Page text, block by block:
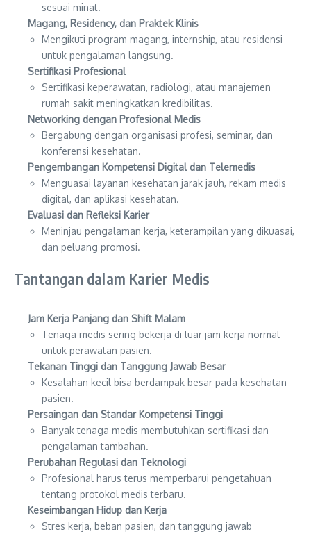
sesuai minat.
Magang, Residency, dan Praktek Klinis
Mengikuti program magang, internship, atau residensi
untuk pengalaman langsung.
Sertifikasi Profesional
Sertifikasi keperawatan, radiologi, atau manajemen
rumah sakit meningkatkan kredibilitas.
Networking dengan Profesional Medis
Bergabung dengan organisasi profesi, seminar, dan
konferensi kesehatan.
Pengembangan Kompetensi Digital dan Telemedis
Menguasai layanan kesehatan jarak jauh, rekam medis
digital, dan aplikasi kesehatan.
Evaluasi dan Refleksi Karier
Meninjau pengalaman kerja, keterampilan yang dikuasai,
dan peluang promosi.
Tantangan dalam Karier Medis
Jam Kerja Panjang dan Shift Malam
Tenaga medis sering bekerja di luar jam kerja normal
untuk perawatan pasien.
Tekanan Tinggi dan Tanggung Jawab Besar
Kesalahan kecil bisa berdampak besar pada kesehatan
pasien.
Persaingan dan Standar Kompetensi Tinggi
Banyak tenaga medis membutuhkan sertifikasi dan
pengalaman tambahan.
Perubahan Regulasi dan Teknologi
Profesional harus terus memperbarui pengetahuan
tentang protokol medis terbaru.
Keseimbangan Hidup dan Kerja
Stres kerja, beban pasien, dan tanggung jawab